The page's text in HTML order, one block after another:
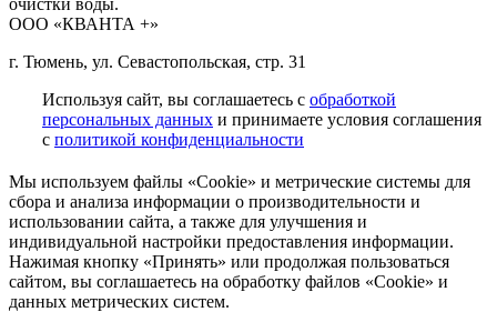
ООО «КВАНТА +»
г. Тюмень, ул. Севастопольская, стр. 31
Используя сайт, вы соглашаетесь с обработкой
персональных данных и принимаете условия соглашения
с политикой конфиденциальности
Мы используем файлы «Cookie» и метрические системы для
сбора и анализа информации о производительности и
использовании сайта, а также для улучшения и
индивидуальной настройки предоставления информации.
Нажимая кнопку «Принять» или продолжая пользоваться
сайтом, вы соглашаетесь на обработку файлов «Cookie» и
данных метрических систем.